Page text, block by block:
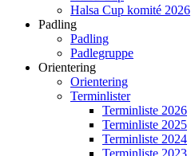
Halsa Cup komité 2026
Padling
Padling
Padlegruppe
Orientering
Orientering
Terminlister
Terminliste 2026
Terminliste 2025
Terminliste 2024
Terminliste 2023